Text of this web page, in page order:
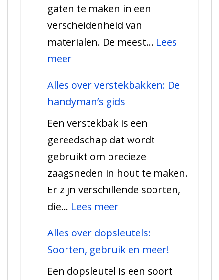
gaten te maken in een
verscheidenheid van
materialen. De meest… Lees
meer:
wat
u
moet
weten
over
een
gatenzaag!
Alles over verstekbakken: De
handyman’s gids
Een verstekbak is een
gereedschap dat wordt
gebruikt om precieze
zaagsneden in hout te maken.
Er zijn verschillende soorten,
die… Lees meer:
over
verstekbakken:
De
Alles over dopsleutels:
Soorten, gebruik en meer!
Een dopsleutel is een soort